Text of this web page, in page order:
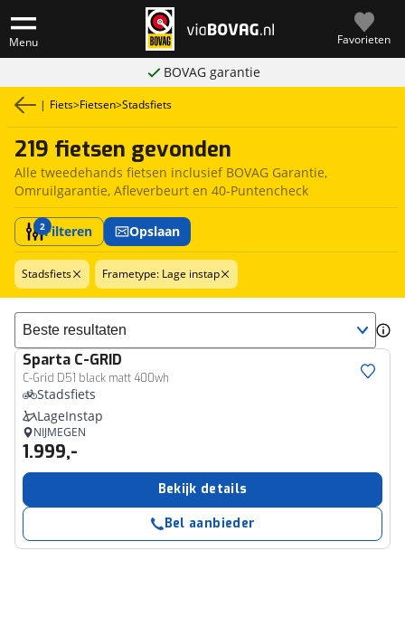
Menu Favorieten
BOVAG garantie
| Fiets>Fietsen>Stadsfiets
219 fietsen gevonden
Alle tweedehands fietsen inclusief BOVAG Garantie,
Omruilgarantie, Afleverbeurt en 40-Puntencheck
2Filteren Opslaan
Stadsfiets Frametype: Lage instap
Sorteer resultaten
Sparta C-GRID
C-Grid D51 black matt 400wh
Stadsfiets
LageInstap
NIJMEGEN
1.999,-
Bekijk details
Bel aanbieder